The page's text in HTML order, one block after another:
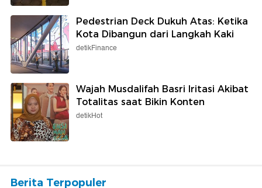
Pedestrian Deck Dukuh Atas: Ketika
Kota Dibangun dari Langkah Kaki
detikFinance
Wajah Musdalifah Basri Iritasi Akibat
Totalitas saat Bikin Konten
detikHot
Berita Terpopuler